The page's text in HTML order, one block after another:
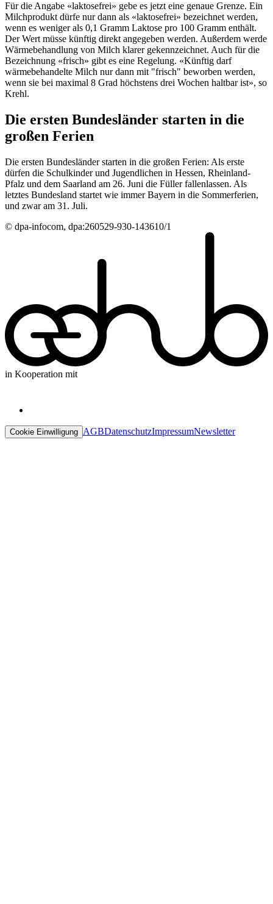
Für die Angabe «laktosefrei» gebe es jetzt eine genaue Grenze. Ein
Milchprodukt dürfe nur dann als «laktosefrei» bezeichnet werden,
wenn es weniger als 0,1 Gramm Laktose pro 100 Gramm enthält.
Der Wert müsse künftig direkt angegeben werden. Außerdem werde
Wärmebehandlung von Milch klarer gekennzeichnet. Auch für die
Bezeichnung «frisch» gibt es eine Regelung. «Künftig darf
wärmebehandelte Milch nur dann mit "frisch" beworben werden,
wenn sie bei maximal 8 Grad höchstens drei Wochen haltbar ist», so
Krehl.
Die ersten Bundesländer starten in die
großen Ferien
Die ersten Bundesländer starten in die großen Ferien: Als erste
dürfen die Schulkinder und Jugendlichen in Hessen, Rheinland-
Pfalz und dem Saarland am 26. Juni die Füller fallenlassen. Als
letztes Bundesland startet wie immer Bayern in die Sommerferien,
und zwar am 31. Juli.
© dpa-infocom, dpa:260529-930-143610/1
in Kooperation mit
Cookie Einwilligung AGBDatenschutzImpressumNewsletter